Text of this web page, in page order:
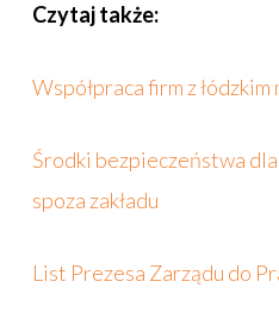
Czytaj także:
Współpraca firm z
Środki bezpieczeństwa
spoza zakładu
List Prezesa Zarządu do